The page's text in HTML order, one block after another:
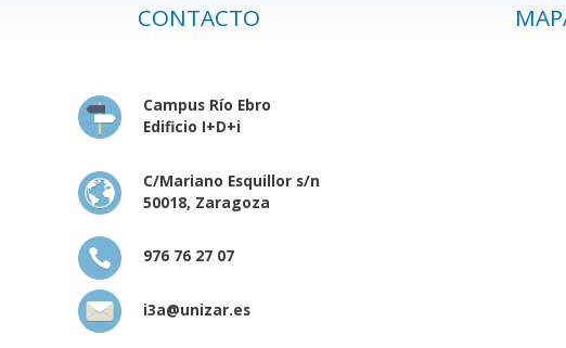
CONTACTO
Campus Río Ebro
Edificio I+D+i
C/Mariano Esquillor s/n
50018, Zaragoza
976 76 27 07
i3a@unizar.es